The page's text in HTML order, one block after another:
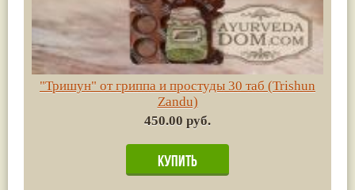
"Тришун" от гриппа и простуды 30 таб (Trishun
Zandu)
450.00 руб.